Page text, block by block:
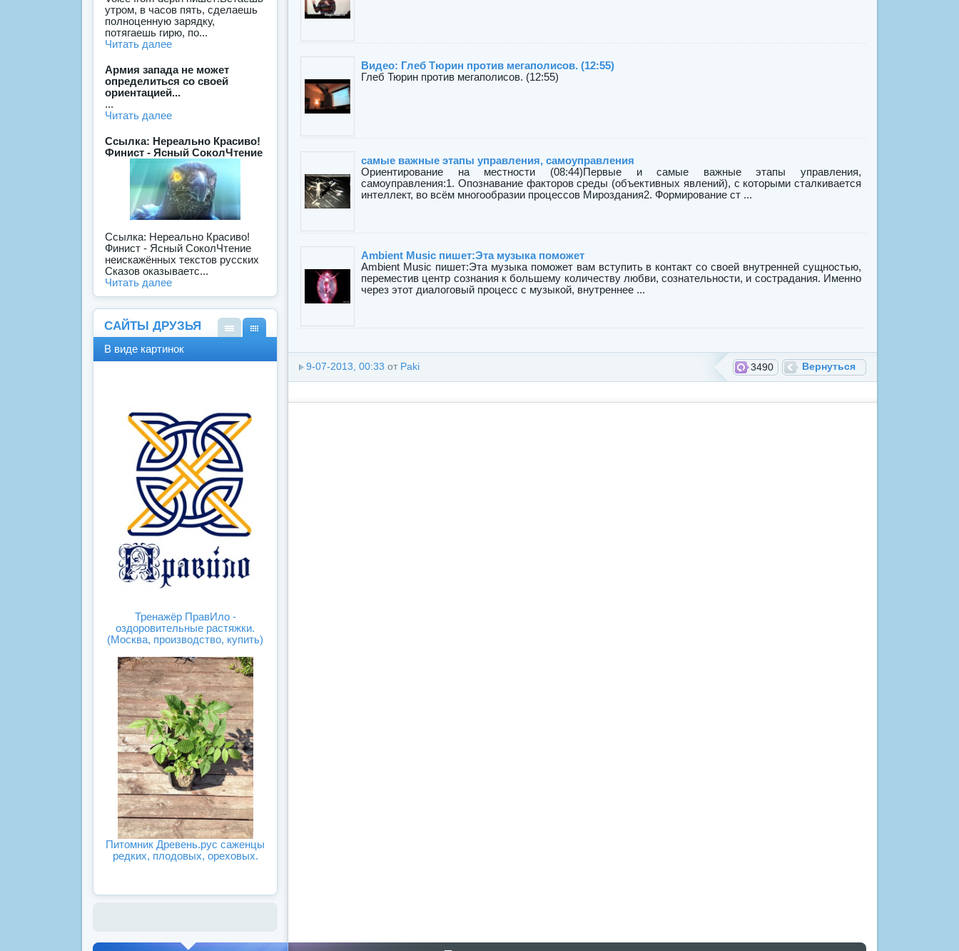
Видео: Глеб Тюрин против мегаполисов. (12:55)
Глеб Тюрин против мегаполисов. (12:55)
самые важные этапы управления, самоуправления
Ориентирование на местности (08:44)Первые и самые важные этапы управления,
самоуправления:1. Опознавание факторов среды (объективных явлений), с которыми сталкивается
интеллект, во всём многообразии процессов Мироздания2. Формирование ст ...
Ambient Music пишет:Эта музыка поможет
Ambient Music пишет:Эта музыка поможет вам вступить в контакт со своей внутренней сущностью,
переместив центр сознания к большему количеству любви, сознательности, и сострадания. Именно
через этот диалоговый процесс с музыкой, внутреннее ...
Вернуться
3490
9-07-2013, 00:33 от Paki
утром, в часов пять, сделаешь
полноценную зарядку,
потягаешь гирю, по...
Читать далее
Армия запада не может
определиться со своей
ориентацией...
...
Читать далее
Ссылка: Нереально Красиво!
Финист - Ясный СоколЧтение
Ссылка: Нереально Красиво!
Финист - Ясный СоколЧтение
неискажённых текстов русских
Сказов оказываетс...
Читать далее
САЙТЫ ДРУЗЬЯ
В виде картинок
Тренажёр ПравИло -
оздоровительные растяжки.
(Москва, производство, купить)
Питомник Древень.рус саженцы
редких, плодовых, ореховых.